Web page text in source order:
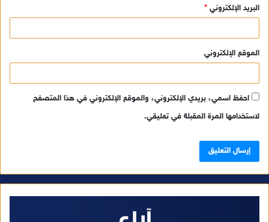
البريد الإلكتروني *
الموقع الإلكتروني
احفظ اسمي، بريدي الإلكتروني، والموقع الإلكتروني في هذا المتصفح
لاستخدامها المرة المقبلة في تعليقي.